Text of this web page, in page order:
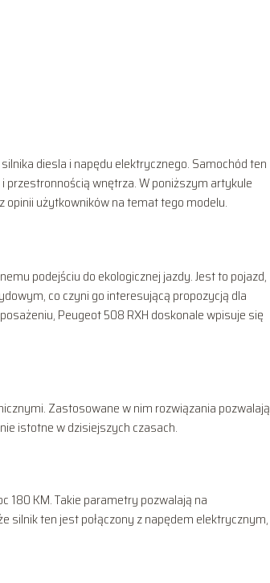
diesla i napędu elektrycznego. Samochód ten
wnętrza. W poniższym artykule
użytkowników na temat tego modelu.
podejściu do ekologicznej jazdy. Jest to pojazd,
co czyni go interesującą propozycją dla
Peugeot 508 RXH doskonale wpisuje się
Zastosowane w nim rozwiązania pozwalają
istotne w dzisiejszych czasach.
180 KM. Takie parametry pozwalają na
silnik ten jest połączony z napędem elektrycznym,